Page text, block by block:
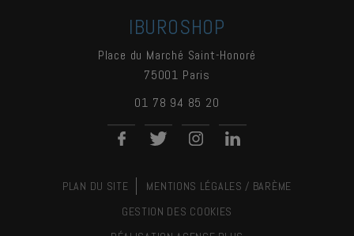
IBUROSHOP
Place du Marché Saint-Honoré
75001 Paris
01 78 94 85 20
PLAN DU SITE
MENTIONS LÉGALES / BARÈME
GESTION DES COOKIES